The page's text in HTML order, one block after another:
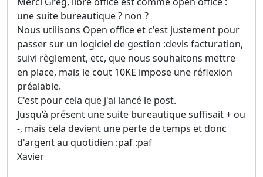
une suite bureautique ? non ?
Nous utilisons Open office et c'est justement pour
passer sur un logiciel de gestion :devis facturation,
suivi règlement, etc, que nous souhaitons mettre
en place, mais le cout 10KE impose une réflexion
préalable.
C'est pour cela que j'ai lancé le post.
Jusqu’à présent une suite bureautique suffisait + ou
-, mais cela devient une perte de temps et donc
d'argent au quotidien :paf :paf
Xavier